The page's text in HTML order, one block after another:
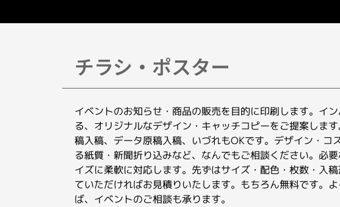
チラシ・ポスター
イベントのお知らせ・商品の販売を目的に印刷します。イ
る、オリジナルなデザイン・キャッチコピーをご提案しま
稿入稿、データ原稿入稿、いづれもOKです。デザイン・コ
る紙質・新聞折り込みなど、なんでもご相談ください。必
イズに柔軟に対応します。先ずはサイズ・配色・枚数・入
ていただければお見積りいたします。もちろん無料です。
ば、イベントのご相談も承ります。